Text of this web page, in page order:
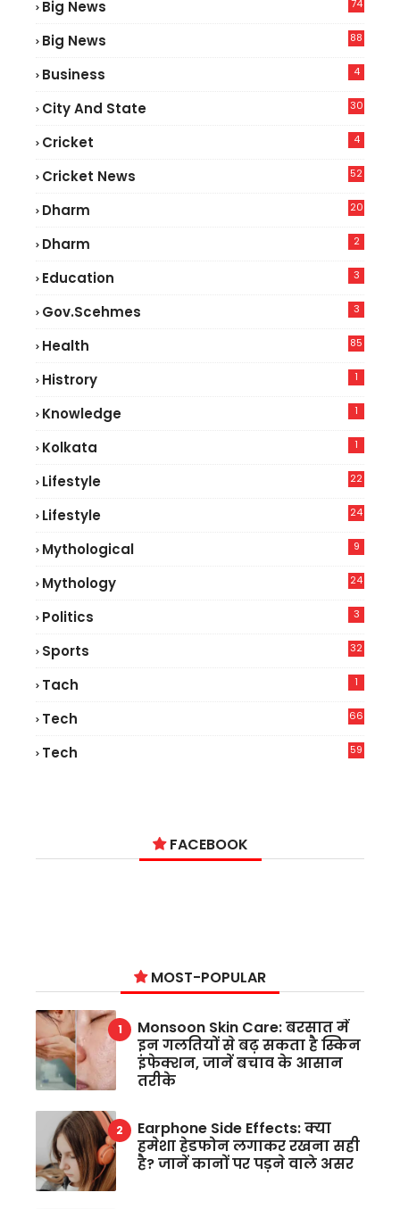
Big News
74
Big News
88
Business 4
City And State 30
Cricket 4
Cricket News
52
Dharm 20
Dharm 2
Education 3
Gov.scehmes 3
Health
85
Histrory 1
Knowledge 1
Kolkata 1
Lifestyle
22
Lifestyle
24
Mythological 9
Mythology 24
Politics 3
Sports 32
Tach 1
Tech
66
Tech
59
FACEBOOK
MOST-POPULAR
Monsoon Skin Care: बरसात में
इन गलतियों से बढ़ सकता है स्किन
इंफेक्शन, जानें बचाव के आसान
तरीके
Earphone Side Effects: क्या
हमेशा हेडफोन लगाकर रखना सही
है? जानें कानों पर पड़ने वाले असर